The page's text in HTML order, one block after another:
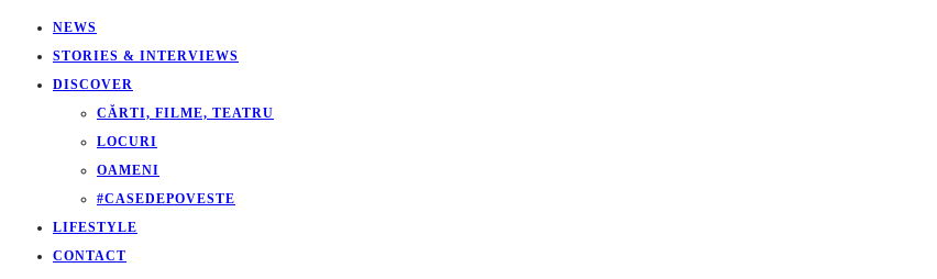
NEWS
STORIES & INTERVIEWS
DISCOVER
CĂRTI, FILME, TEATRU
LOCURI
OAMENI
#CASEDEPOVESTE
LIFESTYLE
CONTACT